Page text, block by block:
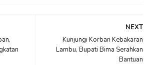
NEXT
Kunjungi Korban Kebakaran
Lambu, Bupati Bima Serahkan
Bantuan